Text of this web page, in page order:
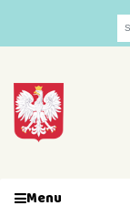
Menu